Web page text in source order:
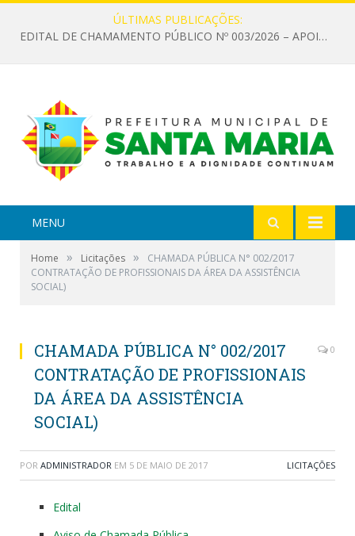
ÚLTIMAS PUBLICAÇÕES:
EDITAL DE CHAMAMENTO PÚBLICO Nº 003/2026 – APOIO À INFRAESTRUTURA CULTURAL
MENU
Home » Licitações »
CHAMADA PÚBLICA N° 002/2017
CONTRATAÇÃO DE PROFISSIONAIS DA ÁREA DA ASSISTÊNCIA
SOCIAL)
CHAMADA PÚBLICA N° 002/2017
CONTRATAÇÃO DE PROFISSIONAIS
DA ÁREA DA ASSISTÊNCIA
SOCIAL)
0
POR ADMINISTRADOR EM 5 DE MAIO DE 2017 LICITAÇÕES
Edital